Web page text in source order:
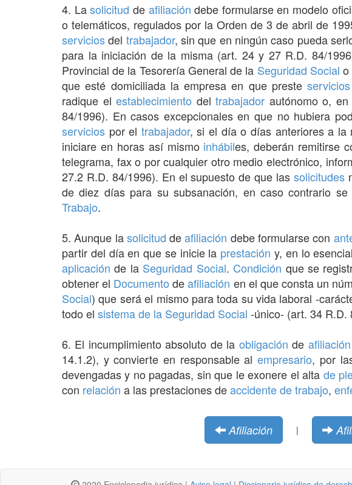
4. Lasolicitud de afiliación debe formularse en modelo
o telemáticos, regulados por la Orden de 3 de abril de
serviciosdel trabajador, sin que en ningún caso pueda
para la iniciación de la misma (art. 24 y 27 R.D. 84/
Provincial de la Tesorería General de la Seguridad Social o
que esté domiciliada la empresa en que presteservicios
radique elestablecimiento deltrabajador autónomo o,
84/1996). En casos excepcionales en que no hubiera
servicios por el trabajador, si el día o días anteriores a la
iniciare en horas así mismo inhábiles, deberán remitirse
telegrama, fax o por cualquier otro medio electrónico,
27.2 R.D. 84/1996). En el supuesto de que las solicitudes
de diez días para su subsanación, en caso contrario
Trabajo.
5. Aunque lasolicitud deafiliación debe formularse con
partir del día en que se inicie la prestación y, en lo
aplicación de la Seguridad Social. Condición que se
obtener el Documento deafiliación en el que consta un
Social) que será el mismo para toda su vida laboral -
todo el sistema de la Seguridad Social -único- (art. 34 R.D.
6. El incumplimiento absoluto de la obligación de afiliación
14.1.2), y convierte en responsable alempresario, por
devengadas y no pagadas, sin que le exonere el alta de
con relación a las prestaciones deaccidente de trabajo,
Afiliación |